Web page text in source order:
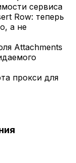
сервиса
Row: теперь
а не
Attachments
прокси для